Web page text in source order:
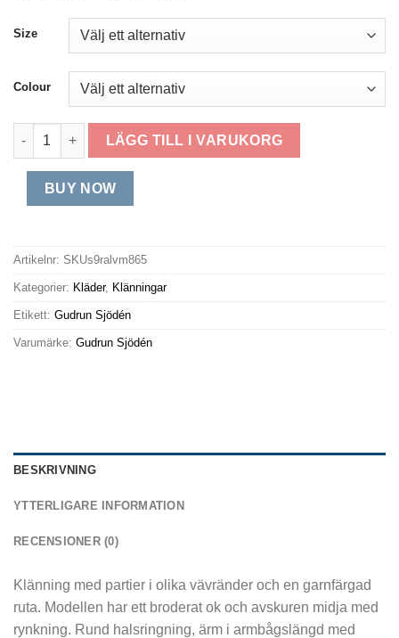
priset
var:
kr908.04.
är:
kr607.28.
Size
Colour
Vävd klänning "Sofia" i ekologisk bomull-Gudrun Sjödén
LÄGG TILL I VARUKORG
BUY NOW
Artikelnr: SKUs9ralvm865
Kategorier: Kläder, Klänningar
Etikett: Gudrun Sjödén
Varumärke: Gudrun Sjödén
BESKRIVNING
YTTERLIGARE INFORMATION
RECENSIONER (0)
Klänning med partier i olika vävränder och en garnfärgad
ruta. Modellen har ett broderat ok och avskuren midja med
rynkning. Rund halsringning, ärm i armbågslängd med